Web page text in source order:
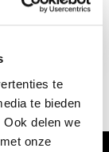
te
te bieden
delen we
onze